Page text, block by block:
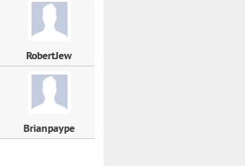
RobertJew
Brianpaype